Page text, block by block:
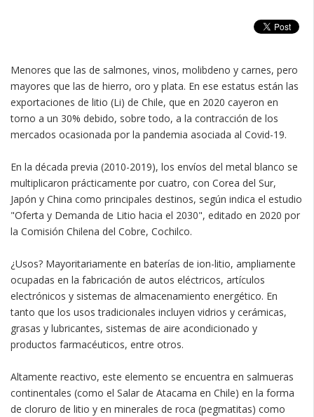
Menores que las de salmones, vinos, molibdeno y carnes, pero
mayores que las de hierro, oro y plata. En ese estatus están las
exportaciones de litio (Li) de Chile, que en 2020 cayeron en
torno a un 30% debido, sobre todo, a la contracción de los
mercados ocasionada por la pandemia asociada al Covid-19.
En la década previa (2010-2019), los envíos del metal blanco se
multiplicaron prácticamente por cuatro, con Corea del Sur,
Japón y China como principales destinos, según indica el estudio
"Oferta y Demanda de Litio hacia el 2030", editado en 2020 por
la Comisión Chilena del Cobre, Cochilco.
¿Usos? Mayoritariamente en baterías de ion-litio, ampliamente
ocupadas en la fabricación de autos eléctricos, artículos
electrónicos y sistemas de almacenamiento energético. En
tanto que los usos tradicionales incluyen vidrios y cerámicas,
grasas y lubricantes, sistemas de aire acondicionado y
productos farmacéuticos, entre otros.
Altamente reactivo, este elemento se encuentra en salmueras
continentales (como el Salar de Atacama en Chile) en la forma
de cloruro de litio y en minerales de roca (pegmatitas) como